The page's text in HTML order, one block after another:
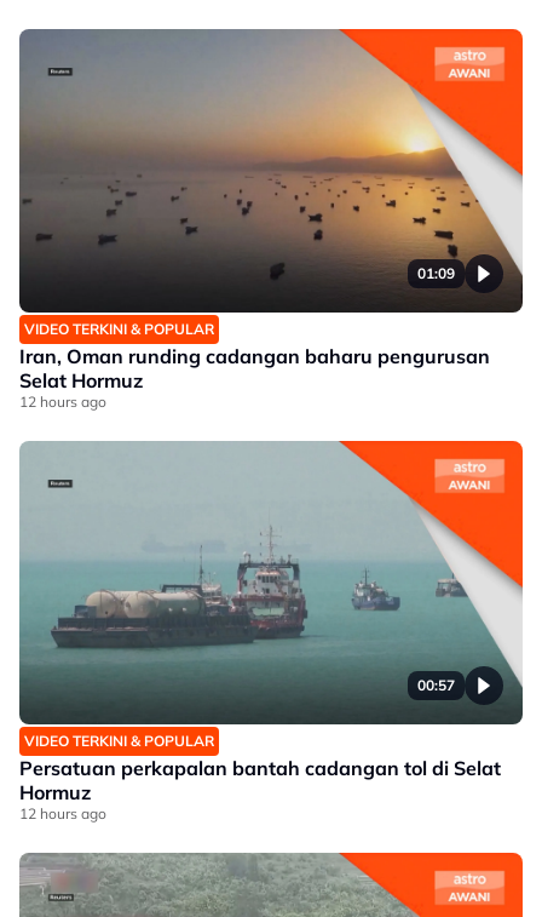
01:09
VIDEO TERKINI & POPULAR
Iran, Oman runding cadangan baharu pengurusan
Selat Hormuz
12 hours ago
00:57
VIDEO TERKINI & POPULAR
Persatuan perkapalan bantah cadangan tol di Selat
Hormuz
12 hours ago